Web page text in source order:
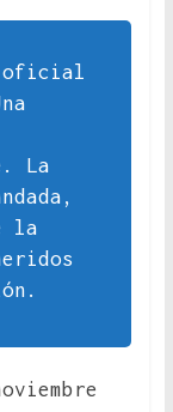
oficial
La
la